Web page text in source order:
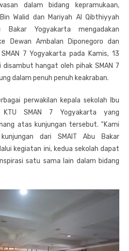
dalam bidang kepramukaan,
Walid dan Mariyah Al Qibthiyyah
Bakar Yogyakarta mengadakan
Dewan Ambalan Diponegoro dan
7 Yogyakarta pada Kamis, 13
hangat oleh pihak SMAN 7
dalam penuh penuh keakraban.
perwakilan kepala sekolah Ibu
KTU SMAN 7 Yogyakarta yang
atas kunjungan tersebut. “Kami
dari SMAIT Abu Bakar
kegiatan ini, kedua sekolah dapat
satu sama lain dalam bidang